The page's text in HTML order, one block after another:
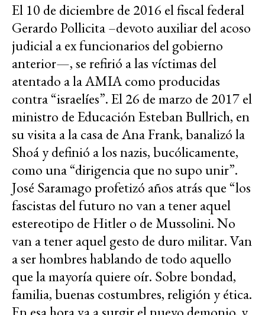
El 10 de diciembre de 2016 el fiscal federal
Gerardo Pollicita –devoto auxiliar del acoso
judicial a ex funcionarios del gobierno
anterior—, se refirió a las víctimas del
atentado a la AMIA como producidas
contra “israelíes”. El 26 de marzo de 2017 el
ministro de Educación Esteban Bullrich, en
su visita a la casa de Ana Frank, banalizó la
Shoá y definió a los nazis, bucólicamente,
como una “dirigencia que no supo unir”.
José Saramago profetizó años atrás que “los
fascistas del futuro no van a tener aquel
estereotipo de Hitler o de Mussolini. No
van a tener aquel gesto de duro militar. Van
a ser hombres hablando de todo aquello
que la mayoría quiere oír. Sobre bondad,
familia, buenas costumbres, religión y ética.